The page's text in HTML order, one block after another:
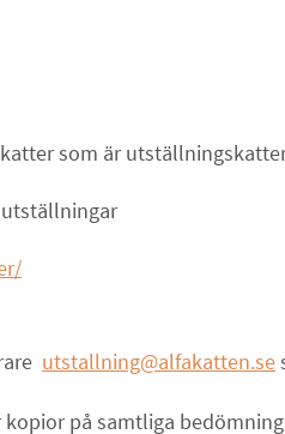
som är
utstallning@alfakatten.se
på samtliga